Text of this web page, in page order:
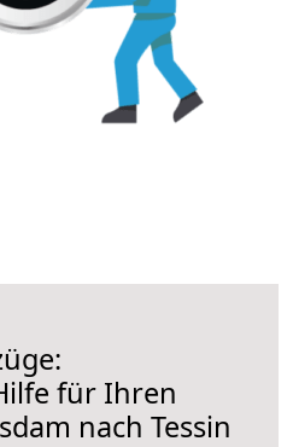
für Ihren
nach Tessin